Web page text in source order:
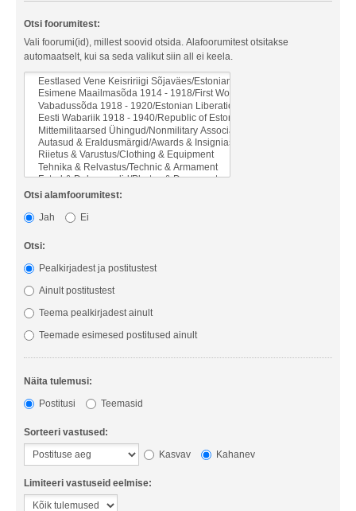
Otsi foorumitest:
Vali foorumi(id), millest soovid otsida. Alafoorumitest otsitakse
automaatselt, kui sa seda valikut siin all ei keela.
Otsi alamfoorumitest:
Jah
Ei
Otsi:
Pealkirjadest ja postitustest
Ainult postitustest
Teema pealkirjadest ainult
Teemade esimesed postitused ainult
Näita tulemusi:
Postitusi
Teemasid
Sorteeri vastused:
Kasvav
Kahanev
Limiteeri vastuseid eelmise: